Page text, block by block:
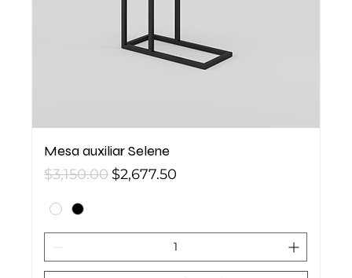
Mesa auxiliar Selene
Precio
$3,150.00 Precio de oferta
$2,677.50